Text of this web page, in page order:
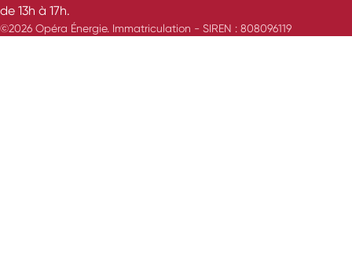
de 13h à 17h.
©2026 Opéra Énergie. Immatriculation - SIREN : 808096119